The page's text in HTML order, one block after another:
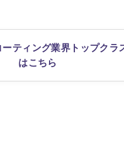
ティング業界トップクラ
はこちら